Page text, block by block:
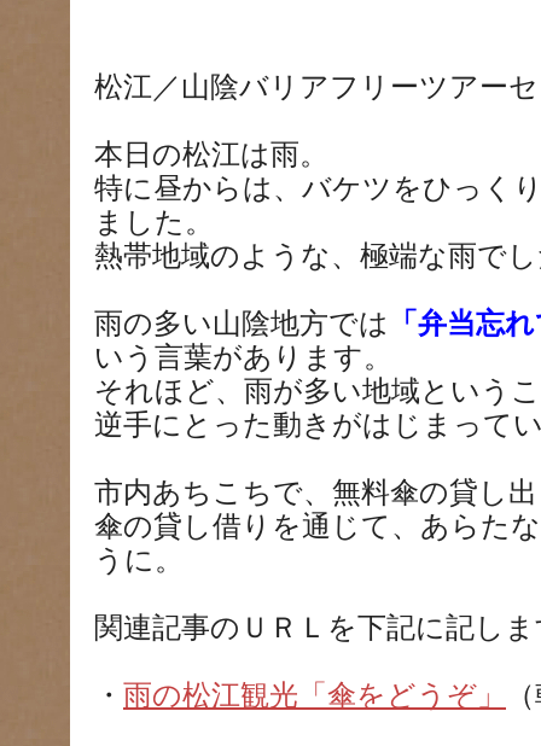
松江／山陰バリアフリーツアー
本日の松江は雨。
特に昼からは、バケツをひっく
ました。
熱帯地域のような、極端な雨で
雨の多い山陰地方では
「弁当忘
いう言葉があります。
それほど、雨が多い地域という
逆手にとった動きがはじまって
市内あちこちで、無料傘の貸し
傘の貸し借りを通じて、あらた
うに。
関連記事のＵＲＬを下記に記し
・ 雨の松江観光「傘をどうぞ」